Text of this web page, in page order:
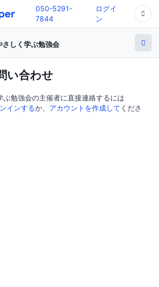
050-5291-
7844
ログイ
ン
しく学ぶ勉強会
い合わせ
ぶ勉強会の主催者に直接連絡するには
インするか、 アカウントを作成して くださ